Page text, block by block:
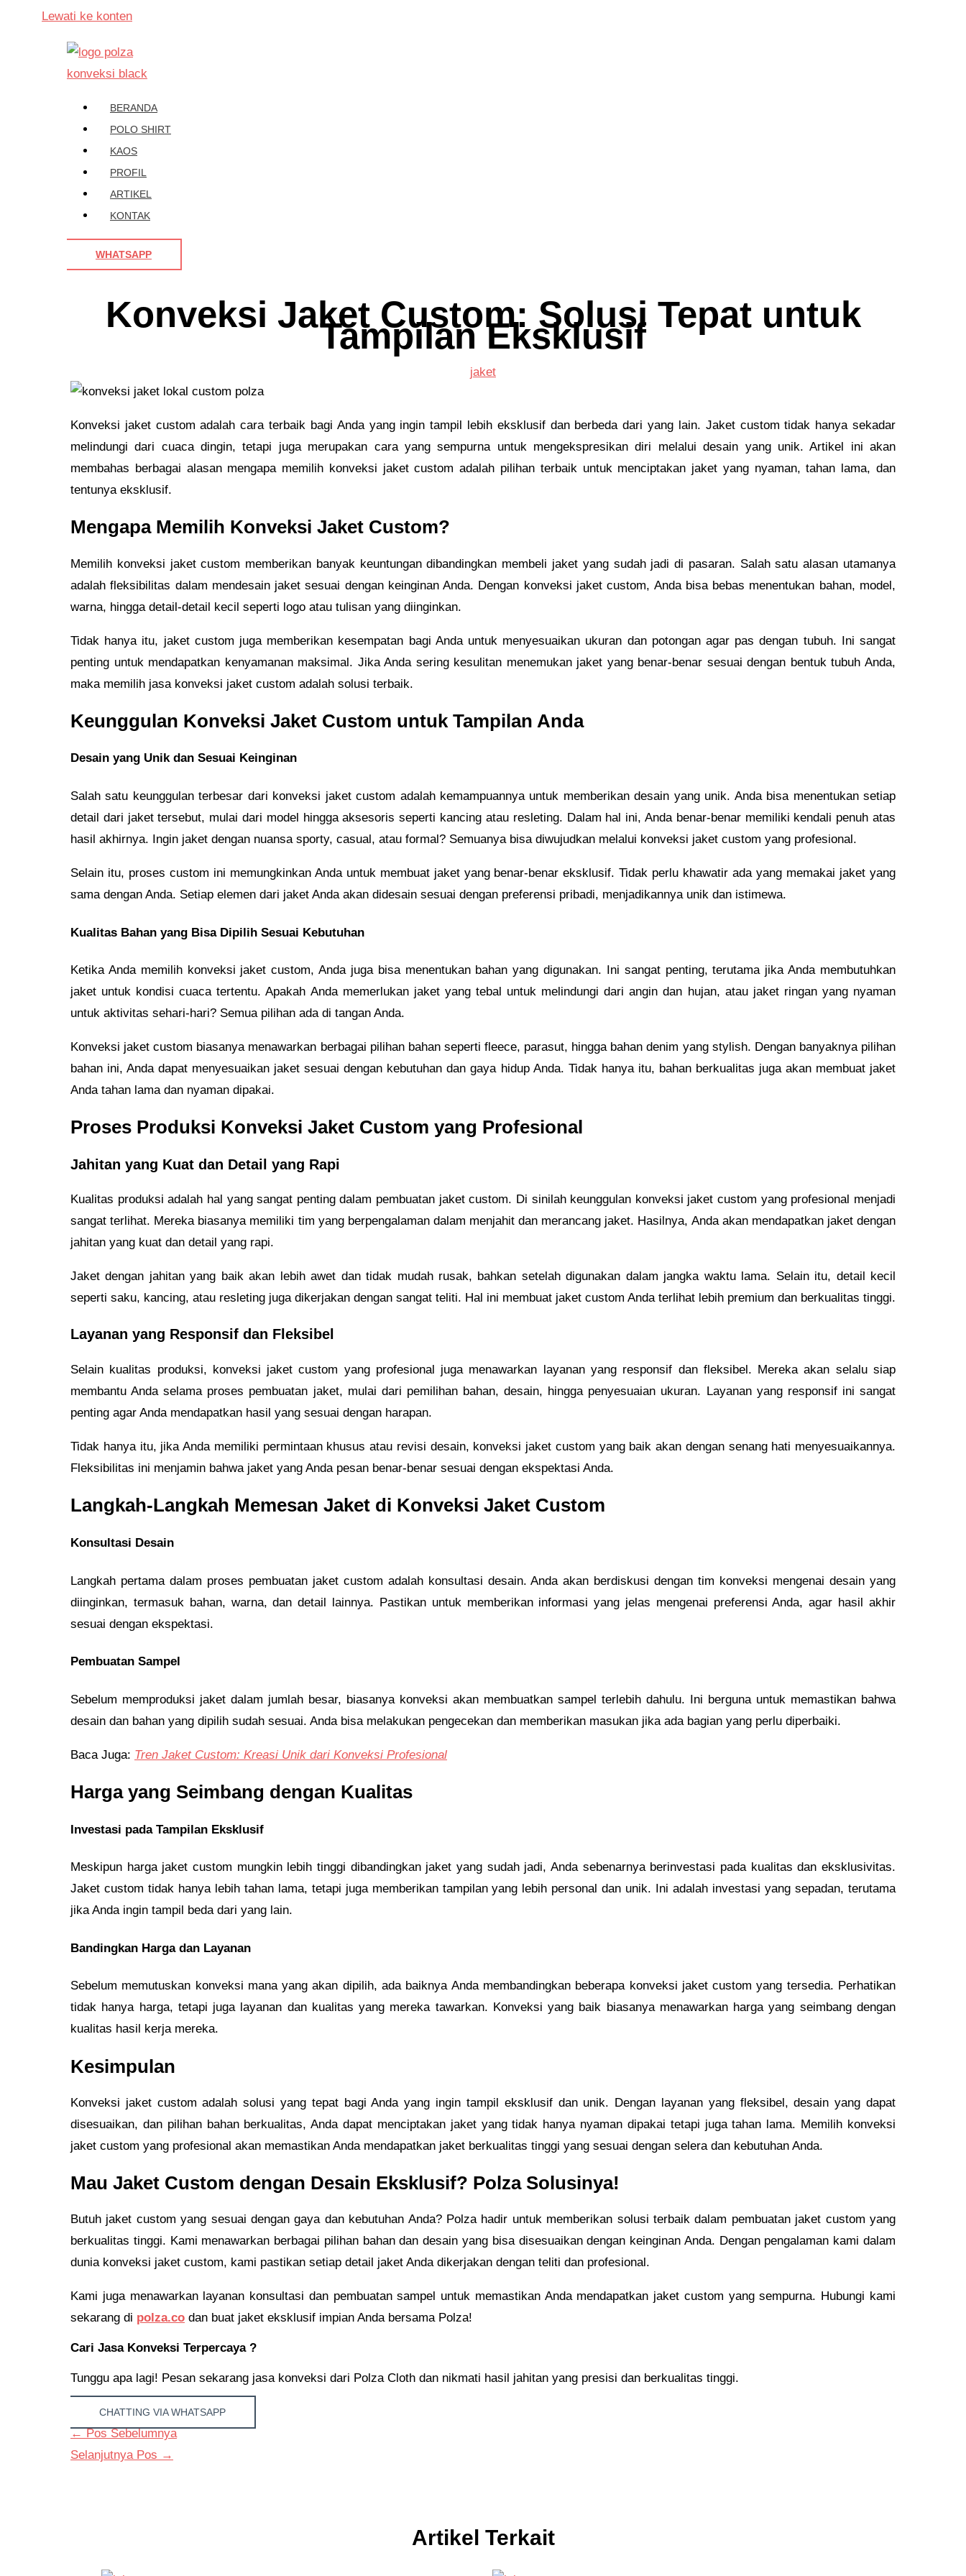
Lewati ke konten
BERANDA
POLO SHIRT
KAOS
PROFIL
ARTIKEL
KONTAK
WHATSAPP
Konveksi Jaket Custom: Solusi Tepat untuk
Tampilan Eksklusif
jaket
Konveksi jaket custom adalah cara terbaik bagi Anda yang ingin tampil lebih eksklusif dan berbeda dari yang lain. Jaket custom tidak hanya sekadar
melindungi dari cuaca dingin, tetapi juga merupakan cara yang sempurna untuk mengekspresikan diri melalui desain yang unik. Artikel ini akan
membahas berbagai alasan mengapa memilih konveksi jaket custom adalah pilihan terbaik untuk menciptakan jaket yang nyaman, tahan lama, dan
tentunya eksklusif.
Mengapa Memilih Konveksi Jaket Custom?
Memilih konveksi jaket custom memberikan banyak keuntungan dibandingkan membeli jaket yang sudah jadi di pasaran. Salah satu alasan utamanya
adalah fleksibilitas dalam mendesain jaket sesuai dengan keinginan Anda. Dengan konveksi jaket custom, Anda bisa bebas menentukan bahan, model,
warna, hingga detail-detail kecil seperti logo atau tulisan yang diinginkan.
Tidak hanya itu, jaket custom juga memberikan kesempatan bagi Anda untuk menyesuaikan ukuran dan potongan agar pas dengan tubuh. Ini sangat
penting untuk mendapatkan kenyamanan maksimal. Jika Anda sering kesulitan menemukan jaket yang benar-benar sesuai dengan bentuk tubuh Anda,
maka memilih jasa konveksi jaket custom adalah solusi terbaik.
Keunggulan Konveksi Jaket Custom untuk Tampilan Anda
Desain yang Unik dan Sesuai Keinginan
Salah satu keunggulan terbesar dari konveksi jaket custom adalah kemampuannya untuk memberikan desain yang unik. Anda bisa menentukan setiap
detail dari jaket tersebut, mulai dari model hingga aksesoris seperti kancing atau resleting. Dalam hal ini, Anda benar-benar memiliki kendali penuh atas
hasil akhirnya. Ingin jaket dengan nuansa sporty, casual, atau formal? Semuanya bisa diwujudkan melalui konveksi jaket custom yang profesional.
Selain itu, proses custom ini memungkinkan Anda untuk membuat jaket yang benar-benar eksklusif. Tidak perlu khawatir ada yang memakai jaket yang
sama dengan Anda. Setiap elemen dari jaket Anda akan didesain sesuai dengan preferensi pribadi, menjadikannya unik dan istimewa.
Kualitas Bahan yang Bisa Dipilih Sesuai Kebutuhan
Ketika Anda memilih konveksi jaket custom, Anda juga bisa menentukan bahan yang digunakan. Ini sangat penting, terutama jika Anda membutuhkan
jaket untuk kondisi cuaca tertentu. Apakah Anda memerlukan jaket yang tebal untuk melindungi dari angin dan hujan, atau jaket ringan yang nyaman
untuk aktivitas sehari-hari? Semua pilihan ada di tangan Anda.
Konveksi jaket custom biasanya menawarkan berbagai pilihan bahan seperti fleece, parasut, hingga bahan denim yang stylish. Dengan banyaknya pilihan
bahan ini, Anda dapat menyesuaikan jaket sesuai dengan kebutuhan dan gaya hidup Anda. Tidak hanya itu, bahan berkualitas juga akan membuat jaket
Anda tahan lama dan nyaman dipakai.
Proses Produksi Konveksi Jaket Custom yang Profesional
Jahitan yang Kuat dan Detail yang Rapi
Kualitas produksi adalah hal yang sangat penting dalam pembuatan jaket custom. Di sinilah keunggulan konveksi jaket custom yang profesional menjadi
sangat terlihat. Mereka biasanya memiliki tim yang berpengalaman dalam menjahit dan merancang jaket. Hasilnya, Anda akan mendapatkan jaket dengan
jahitan yang kuat dan detail yang rapi.
Jaket dengan jahitan yang baik akan lebih awet dan tidak mudah rusak, bahkan setelah digunakan dalam jangka waktu lama. Selain itu, detail kecil
seperti saku, kancing, atau resleting juga dikerjakan dengan sangat teliti. Hal ini membuat jaket custom Anda terlihat lebih premium dan berkualitas tinggi.
Layanan yang Responsif dan Fleksibel
Selain kualitas produksi, konveksi jaket custom yang profesional juga menawarkan layanan yang responsif dan fleksibel. Mereka akan selalu siap
membantu Anda selama proses pembuatan jaket, mulai dari pemilihan bahan, desain, hingga penyesuaian ukuran. Layanan yang responsif ini sangat
penting agar Anda mendapatkan hasil yang sesuai dengan harapan.
Tidak hanya itu, jika Anda memiliki permintaan khusus atau revisi desain, konveksi jaket custom yang baik akan dengan senang hati menyesuaikannya.
Fleksibilitas ini menjamin bahwa jaket yang Anda pesan benar-benar sesuai dengan ekspektasi Anda.
Langkah-Langkah Memesan Jaket di Konveksi Jaket Custom
Konsultasi Desain
Langkah pertama dalam proses pembuatan jaket custom adalah konsultasi desain. Anda akan berdiskusi dengan tim konveksi mengenai desain yang
diinginkan, termasuk bahan, warna, dan detail lainnya. Pastikan untuk memberikan informasi yang jelas mengenai preferensi Anda, agar hasil akhir
sesuai dengan ekspektasi.
Pembuatan Sampel
Sebelum memproduksi jaket dalam jumlah besar, biasanya konveksi akan membuatkan sampel terlebih dahulu. Ini berguna untuk memastikan bahwa
desain dan bahan yang dipilih sudah sesuai. Anda bisa melakukan pengecekan dan memberikan masukan jika ada bagian yang perlu diperbaiki.
Baca Juga: Tren Jaket Custom: Kreasi Unik dari Konveksi Profesional
Harga yang Seimbang dengan Kualitas
Investasi pada Tampilan Eksklusif
Meskipun harga jaket custom mungkin lebih tinggi dibandingkan jaket yang sudah jadi, Anda sebenarnya berinvestasi pada kualitas dan eksklusivitas.
Jaket custom tidak hanya lebih tahan lama, tetapi juga memberikan tampilan yang lebih personal dan unik. Ini adalah investasi yang sepadan, terutama
jika Anda ingin tampil beda dari yang lain.
Bandingkan Harga dan Layanan
Sebelum memutuskan konveksi mana yang akan dipilih, ada baiknya Anda membandingkan beberapa konveksi jaket custom yang tersedia. Perhatikan
tidak hanya harga, tetapi juga layanan dan kualitas yang mereka tawarkan. Konveksi yang baik biasanya menawarkan harga yang seimbang dengan
kualitas hasil kerja mereka.
Kesimpulan
Konveksi jaket custom adalah solusi yang tepat bagi Anda yang ingin tampil eksklusif dan unik. Dengan layanan yang fleksibel, desain yang dapat
disesuaikan, dan pilihan bahan berkualitas, Anda dapat menciptakan jaket yang tidak hanya nyaman dipakai tetapi juga tahan lama. Memilih konveksi
jaket custom yang profesional akan memastikan Anda mendapatkan jaket berkualitas tinggi yang sesuai dengan selera dan kebutuhan Anda.
Mau Jaket Custom dengan Desain Eksklusif? Polza Solusinya!
Butuh jaket custom yang sesuai dengan gaya dan kebutuhan Anda? Polza hadir untuk memberikan solusi terbaik dalam pembuatan jaket custom yang
berkualitas tinggi. Kami menawarkan berbagai pilihan bahan dan desain yang bisa disesuaikan dengan keinginan Anda. Dengan pengalaman kami dalam
dunia konveksi jaket custom, kami pastikan setiap detail jaket Anda dikerjakan dengan teliti dan profesional.
Kami juga menawarkan layanan konsultasi dan pembuatan sampel untuk memastikan Anda mendapatkan jaket custom yang sempurna. Hubungi kami
sekarang di polza.co dan buat jaket eksklusif impian Anda bersama Polza!
Cari Jasa Konveksi Terpercaya ?
Tunggu apa lagi! Pesan sekarang jasa konveksi dari Polza Cloth dan nikmati hasil jahitan yang presisi dan berkualitas tinggi.
CHATTING VIA WHATSAPP
←Pos Sebelumnya
Selanjutnya Pos →
Artikel Terkait